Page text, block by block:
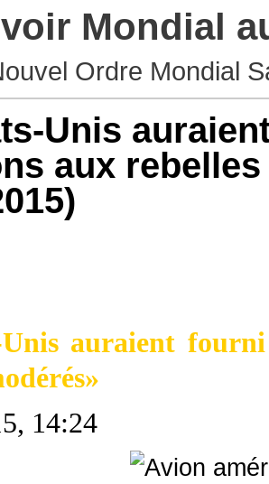
Mondial
Ordre Mondial
Unis
aux
auraient
14:24